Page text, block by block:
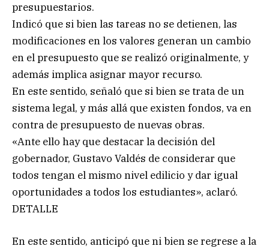
presupuestarios.
Indicó que si bien las tareas no se detienen, las
modificaciones en los valores generan un cambio
en el presupuesto que se realizó originalmente, y
además implica asignar mayor recurso.
En este sentido, señaló que si bien se trata de un
sistema legal, y más allá que existen fondos, va en
contra de presupuesto de nuevas obras.
«Ante ello hay que destacar la decisión del
gobernador, Gustavo Valdés de considerar que
todos tengan el mismo nivel edilicio y dar igual
oportunidades a todos los estudiantes», aclaró.
DETALLE
En este sentido, anticipó que ni bien se regrese a la